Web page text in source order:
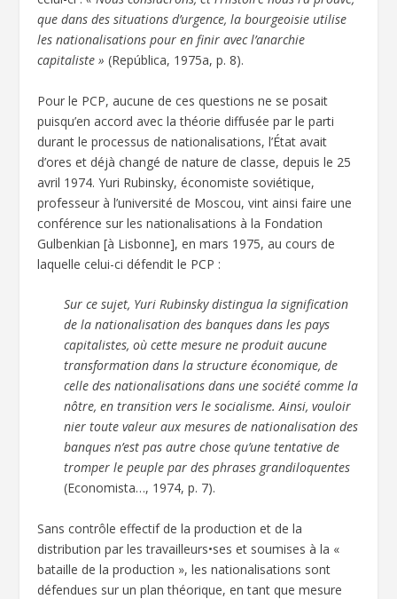
que dans des situations d’urgence, la bourgeoisie utilise
les nationalisations pour en finir avec l’anarchie
capitaliste » (República, 1975a, p. 8).
Pour le PCP, aucune de ces questions ne se posait
puisqu’en accord avec la théorie diffusée par le parti
durant le processus de nationalisations, l’État avait
d’ores et déjà changé de nature de classe, depuis le 25
avril 1974. Yuri Rubinsky, économiste soviétique,
professeur à l’université de Moscou, vint ainsi faire une
conférence sur les nationalisations à la Fondation
Gulbenkian [à Lisbonne], en mars 1975, au cours de
laquelle celui-ci défendit le PCP :
Sur ce sujet, Yuri Rubinsky distingua la signification
de la nationalisation des banques dans les pays
capitalistes, où cette mesure ne produit aucune
transformation dans la structure économique, de
celle des nationalisations dans une société comme la
nôtre, en transition vers le socialisme. Ainsi, vouloir
nier toute valeur aux mesures de nationalisation des
banques n’est pas autre chose qu’une tentative de
tromper le peuple par des phrases grandiloquentes
(Economista…, 1974, p. 7).
Sans contrôle effectif de la production et de la
distribution par les travailleurs•ses et soumises à la «
bataille de la production », les nationalisations sont
défendues sur un plan théorique, en tant que mesure